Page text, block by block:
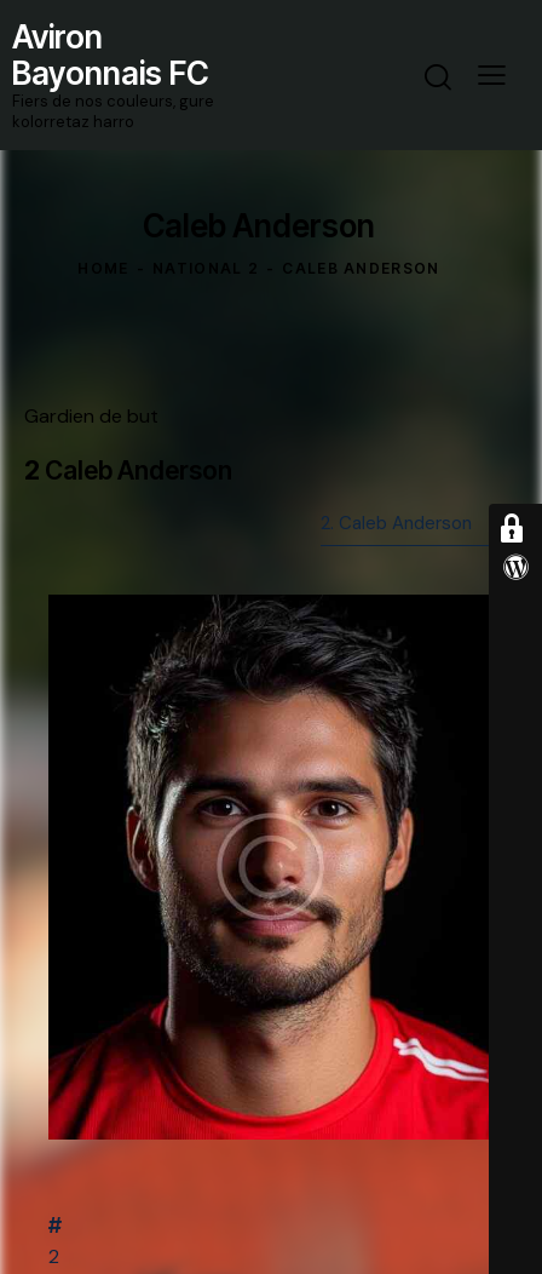
Aviron
Bayonnais FC
Fiers de nos couleurs, gure
kolorretaz harro
Caleb Anderson
CALEB ANDERSON
Gardien de but
2 Caleb Anderson
#
2